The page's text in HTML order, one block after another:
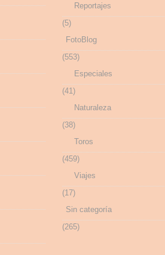
Reportajes
(5)
FotoBlog
(553)
Especiales
(41)
Naturaleza
(38)
Toros
(459)
Viajes
(17)
Sin categoría
(265)